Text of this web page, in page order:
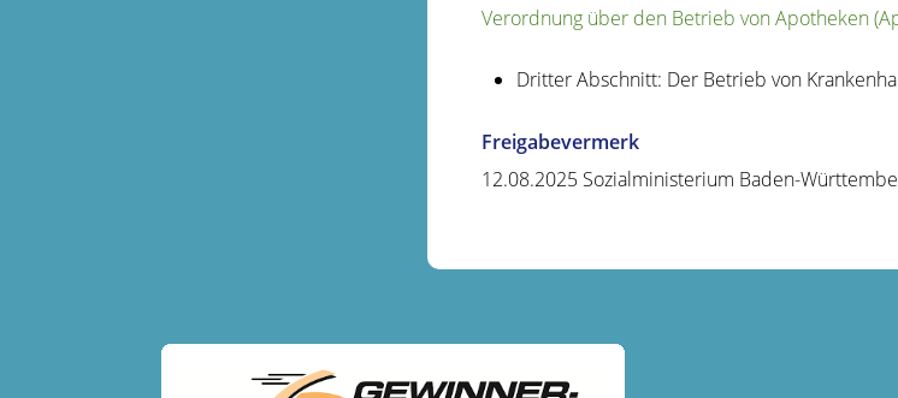
Verordnung über den Betrieb von Apotheken
Dritter Abschnitt: Der Betrieb von
Freigabevermerk
12.08.2025 Sozialministerium Baden-